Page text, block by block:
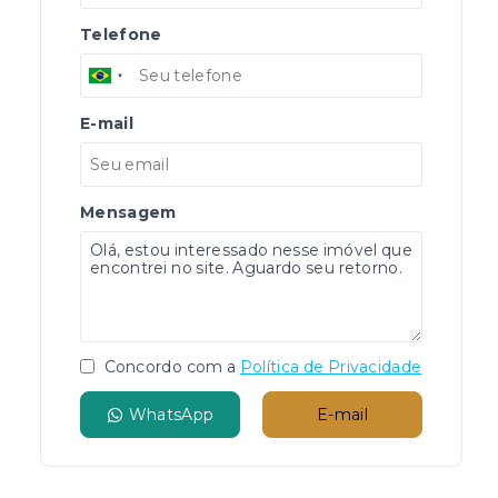
Telefone
E-mail
Mensagem
Concordo com a Política de Privacidade
WhatsApp E-mail